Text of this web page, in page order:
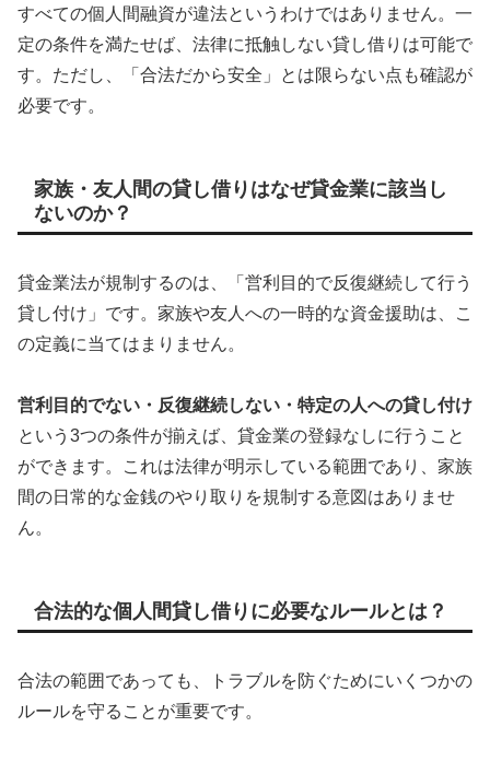
すべての個人間融資が違法というわけではありません。一
定の条件を満たせば、法律に抵触しない貸し借りは可能で
す。ただし、「合法だから安全」とは限らない点も確認が
必要です。
家族・友人間の貸し借りはなぜ貸金業に該当し
ないのか？
貸金業法が規制するのは、「営利目的で反復継続して行う
貸し付け」です。家族や友人への一時的な資金援助は、こ
の定義に当てはまりません。
営利目的でない・反復継続しない・特定の人への貸し付け
という3つの条件が揃えば、貸金業の登録なしに行うこと
ができます。これは法律が明示している範囲であり、家族
間の日常的な金銭のやり取りを規制する意図はありませ
ん。
合法的な個人間貸し借りに必要なルールとは？
合法の範囲であっても、トラブルを防ぐためにいくつかの
ルールを守ることが重要です。